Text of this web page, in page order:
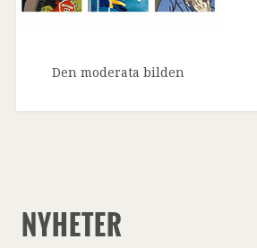
Den moderata bilden
NYHETER